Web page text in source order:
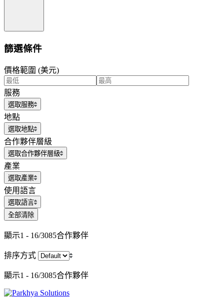
篩選條件
價格範圍 (美元)
服務
選取服務
地點
選取地點
合作夥伴層級
選取合作夥伴層級
產業
選取產業
使用語言
選取語言
全部清除
顯示1 - 16/3085合作夥伴
排序方式
顯示1 - 16/3085合作夥伴